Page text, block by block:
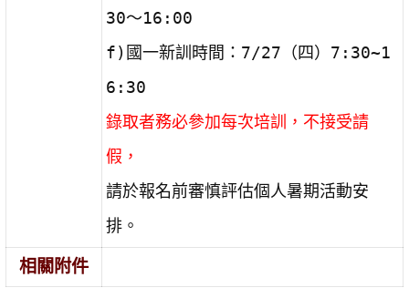
30～16:00
f)國一新訓時間：7/27（四）7:30~1
6:30
錄取者務必參加每次培訓，不接受請
假，
請於報名前審慎評估個人暑期活動安
排。
相關附件